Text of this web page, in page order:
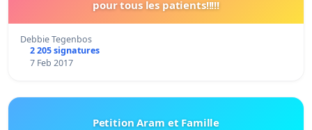
pour tous les patients!!!!!
Debbie Tegenbos
2 205 signatures
7 Feb 2017
Petition Aram et Famille